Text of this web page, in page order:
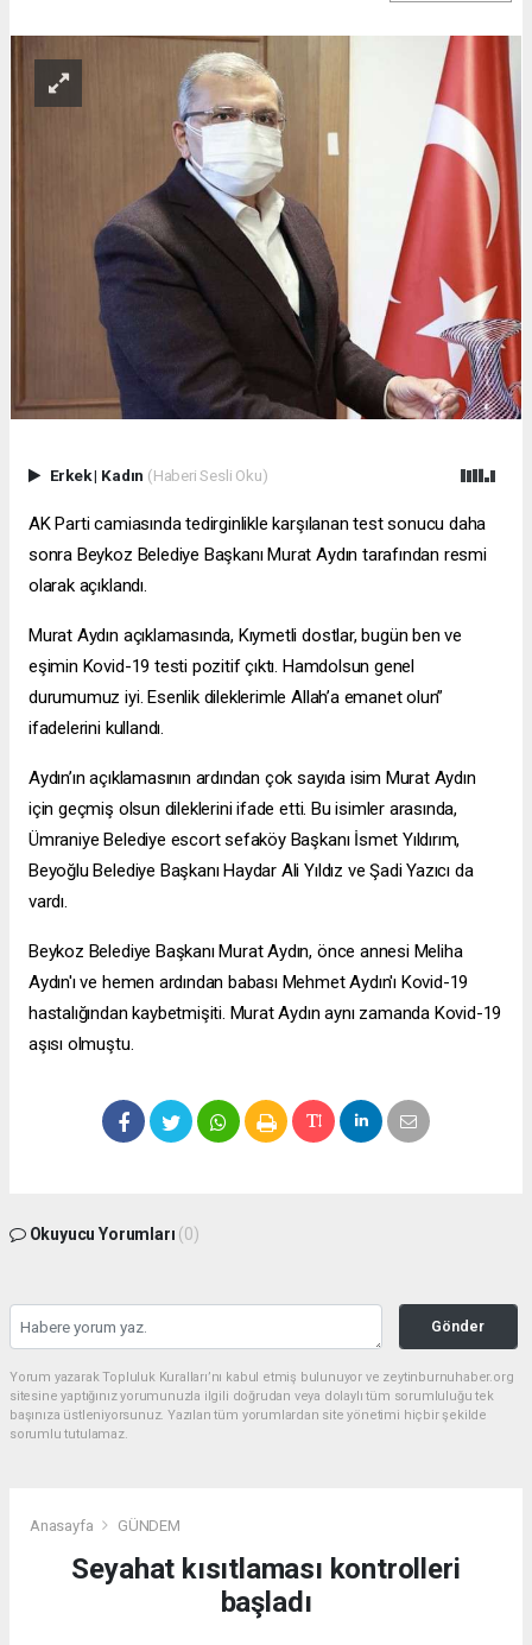
Erkek| Kadın (Haberi Sesli Oku)
AK Parti camiasında tedirginlikle karşılanan test sonucu daha
sonra Beykoz Belediye Başkanı Murat Aydın tarafından resmi
olarak açıklandı.
Murat Aydın açıklamasında, Kıymetli dostlar, bugün ben ve
eşimin Kovid-19 testi pozitif çıktı. Hamdolsun genel
durumumuz iyi. Esenlik dileklerimle Allah’a emanet olun”
ifadelerini kullandı.
Aydın’ın açıklamasının ardından çok sayıda isim Murat Aydın
için geçmiş olsun dileklerini ifade etti. Bu isimler arasında,
Ümraniye Belediye escort sefaköyBaşkanı İsmet Yıldırım,
Beyoğlu Belediye Başkanı Haydar Ali Yıldız ve Şadi Yazıcı da
vardı.
Beykoz Belediye Başkanı Murat Aydın, önce annesi Meliha
Aydın'ı ve hemen ardından babası Mehmet Aydın'ı Kovid-19
hastalığından kaybetmişiti. Murat Aydın aynı zamanda Kovid-19
aşısı olmuştu.
Okuyucu Yorumları (0)
Gönder
Yorum yazarak Topluluk Kuralları’nı kabul etmiş bulunuyor ve zeytinburnuhaber.org
sitesine yaptığınız yorumunuzla ilgili doğrudan veya dolaylı tüm sorumluluğu tek
başınıza üstleniyorsunuz. Yazılan tüm yorumlardan site yönetimi hiçbir şekilde
sorumlu tutulamaz.
Anasayfa GÜNDEM
Seyahat kısıtlaması kontrolleri
başladı